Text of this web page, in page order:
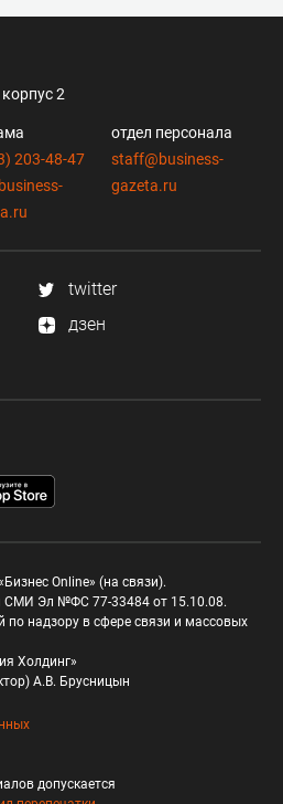
2
203-48-47
отдел персонала
staff@business-
gazeta.ru
twitter
дзен
Online» (на связи).
СМИ Эл №ФС 77-33484 от 15.10.08.
надзору в сфере связи и массовых
Холдинг»
А.В. Брусницын
допускается